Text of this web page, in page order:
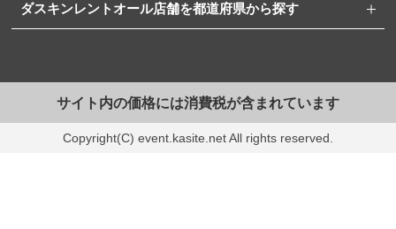
ダスキンレントオール店舗を都道府県から探す
サイト内の価格には消費税が含まれています
Copyright(C) event.kasite.net All rights reserved.